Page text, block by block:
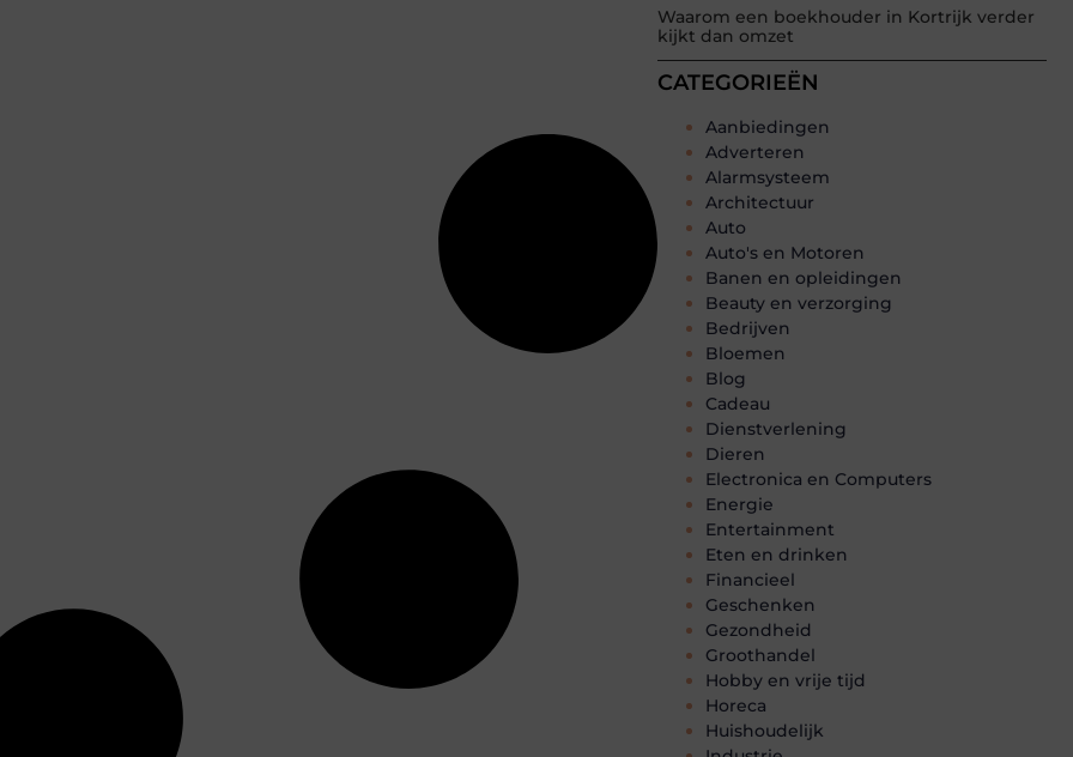
Waarom een boekhouder in Kortrijk verder
kijkt dan omzet
CATEGORIEËN
Aanbiedingen
Adverteren
Alarmsysteem
Architectuur
Auto
Auto's en Motoren
Banen en opleidingen
Beauty en verzorging
Bedrijven
Bloemen
Blog
Cadeau
Dienstverlening
Dieren
Electronica en Computers
Energie
Entertainment
Eten en drinken
Financieel
Geschenken
Gezondheid
Groothandel
Hobby en vrije tijd
Horeca
Huishoudelijk